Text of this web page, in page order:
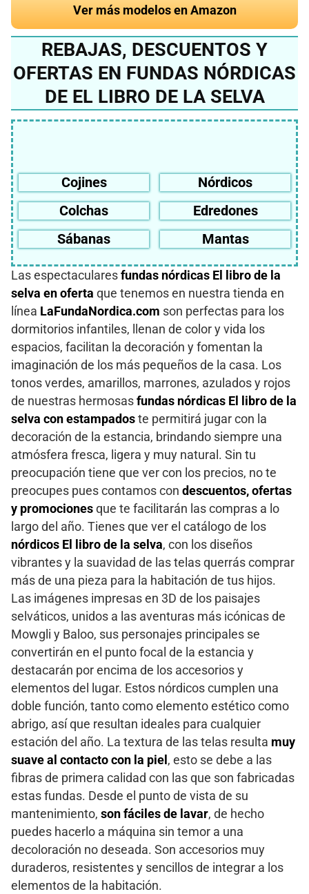
Ver más modelos en Amazon
REBAJAS, DESCUENTOS Y
OFERTAS EN FUNDAS NÓRDICAS
DE EL LIBRO DE LA SELVA
Cojines
Nórdicos
Colchas
Edredones
Sábanas
Mantas
Las espectaculares fundas nórdicas El libro de la
selva en oferta que tenemos en nuestra tienda en
línea LaFundaNordica.com son perfectas para los
dormitorios infantiles, llenan de color y vida los
espacios, facilitan la decoración y fomentan la
imaginación de los más pequeños de la casa. Los
tonos verdes, amarillos, marrones, azulados y rojos
de nuestras hermosas fundas nórdicas El libro de la
selva con estampados te permitirá jugar con la
decoración de la estancia, brindando siempre una
atmósfera fresca, ligera y muy natural. Sin tu
preocupación tiene que ver con los precios, no te
preocupes pues contamos con descuentos, ofertas
y promociones que te facilitarán las compras a lo
largo del año. Tienes que ver el catálogo de los
nórdicos El libro de la selva, con los diseños
vibrantes y la suavidad de las telas querrás comprar
más de una pieza para la habitación de tus hijos.
Las imágenes impresas en 3D de los paisajes
selváticos, unidos a las aventuras más icónicas de
Mowgli y Baloo, sus personajes principales se
convertirán en el punto focal de la estancia y
destacarán por encima de los accesorios y
elementos del lugar. Estos nórdicos cumplen una
doble función, tanto como elemento estético como
abrigo, así que resultan ideales para cualquier
estación del año. La textura de las telas resulta muy
suave al contacto con la piel , esto se debe a las
fibras de primera calidad con las que son fabricadas
estas fundas. Desde el punto de vista de su
mantenimiento, son fáciles de lavar, de hecho
puedes hacerlo a máquina sin temor a una
decoloración no deseada. Son accesorios muy
duraderos, resistentes y sencillos de integrar a los
elementos de la habitación.